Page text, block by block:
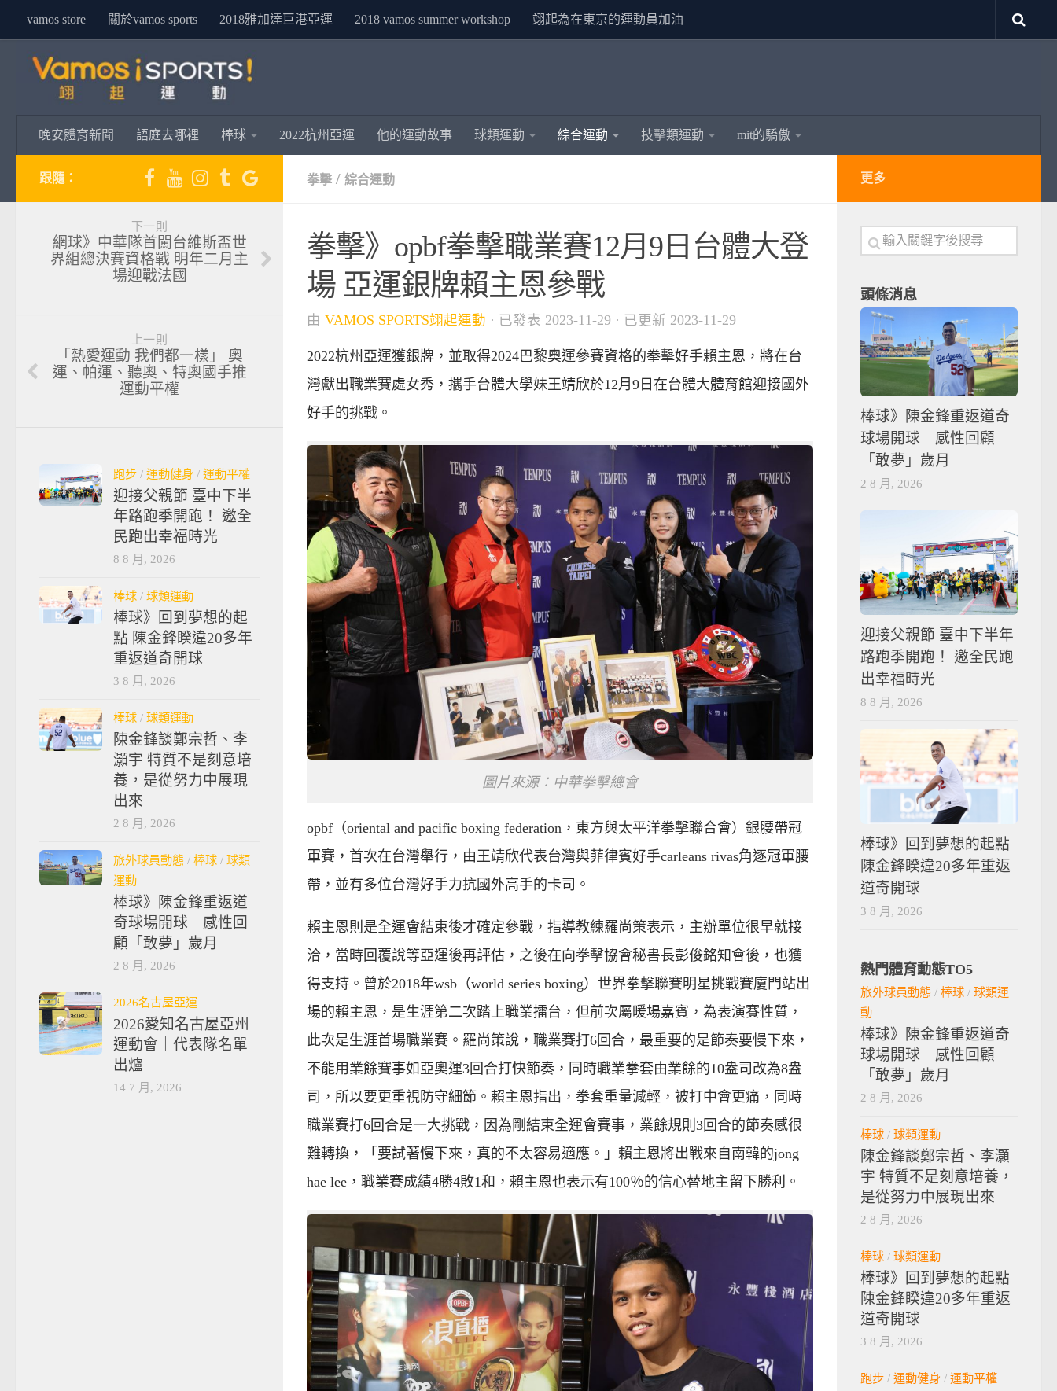
vamos store 關於vamos sports 2018雅加達巨港亞運 2018 vamos summer workshop 翊起為在東京的運動員加油
晚安體育新聞 語庭去哪裡 棒球 2022杭州亞運 他的運動故事 球類運動 綜合運動 技擊類運動 mit的驕傲
拳擊 / 綜合運動
拳擊》opbf拳擊職業賽12月9日台體大登
場 亞運銀牌賴主恩參戰
由 VAMOS SPORTS翊起運動 · 已發表 2023-11-29 · 已更新 2023-11-29
2022杭州亞運獲銀牌，並取得2024巴黎奧運參賽資格的拳擊好手賴主恩，將在台
灣獻出職業賽處女秀，攜手台體大學妹王靖欣於12月9日在台體大體育館迎接國外
好手的挑戰。
圖片來源：中華拳擊總會
opbf（oriental and pacific boxing federation，東方與太平洋拳擊聯合會）銀腰帶冠
軍賽，首次在台灣舉行，由王靖欣代表台灣與菲律賓好手carleans rivas角逐冠軍腰
帶，並有多位台灣好手力抗國外高手的卡司。
賴主恩則是全運會結束後才確定參戰，指導教練羅尚策表示，主辦單位很早就接
洽，當時回覆說等亞運後再評估，之後在向拳擊協會秘書長彭俊銘知會後，也獲
得支持。曾於2018年wsb（world series boxing）世界拳擊聯賽明星挑戰賽廈門站出
場的賴主恩，是生涯第二次踏上職業擂台，但前次屬暖場嘉賓，為表演賽性質，
此次是生涯首場職業賽。羅尚策說，職業賽打6回合，最重要的是節奏要慢下來，
不能用業餘賽事如亞奧運3回合打快節奏，同時職業拳套由業餘的10盎司改為8盎
司，所以要更重視防守細節。賴主恩指出，拳套重量減輕，被打中會更痛，同時
職業賽打6回合是一大挑戰，因為剛結束全運會賽事，業餘規則3回合的節奏感很
難轉換，「要試著慢下來，真的不太容易適應。」賴主恩將出戰來自南韓的jong
hae lee，職業賽成績4勝4敗1和，賴主恩也表示有100％的信心替地主留下勝利。
跟隨：
下一則
網球》中華隊首闖台維斯盃世
界組總決賽資格戰 明年二月主
場迎戰法國
上一則
「熱愛運動 我們都一樣」 奧
運、帕運、聽奧、特奧國手推
運動平權
跑步 / 運動健身 / 運動平權
迎接父親節 臺中下半
年路跑季開跑！ 邀全
民跑出幸福時光
8 8 月, 2026
棒球 / 球類運動
棒球》回到夢想的起
點 陳金鋒睽違20多年
重返道奇開球
3 8 月, 2026
棒球 / 球類運動
陳金鋒談鄭宗哲、李
灝宇 特質不是刻意培
養，是從努力中展現
出來
2 8 月, 2026
旅外球員動態 / 棒球 / 球類
運動
棒球》陳金鋒重返道
奇球場開球 感性回
顧「敢夢」歲月
2 8 月, 2026
2026名古屋亞運
2026愛知名古屋亞州
運動會｜代表隊名單
出爐
14 7 月, 2026
更多
頭條消息
棒球》陳金鋒重返道奇
球場開球 感性回顧
「敢夢」歲月
2 8 月, 2026
迎接父親節 臺中下半年
路跑季開跑！ 邀全民跑
出幸福時光
8 8 月, 2026
棒球》回到夢想的起點
陳金鋒睽違20多年重返
道奇開球
3 8 月, 2026
熱門體育動態TO5
旅外球員動態 / 棒球 / 球類運
動
棒球》陳金鋒重返道奇
球場開球 感性回顧
「敢夢」歲月
2 8 月, 2026
棒球 / 球類運動
陳金鋒談鄭宗哲、李灝
宇 特質不是刻意培養，
是從努力中展現出來
2 8 月, 2026
棒球 / 球類運動
棒球》回到夢想的起點
陳金鋒睽違20多年重返
道奇開球
3 8 月, 2026
跑步 / 運動健身 / 運動平權